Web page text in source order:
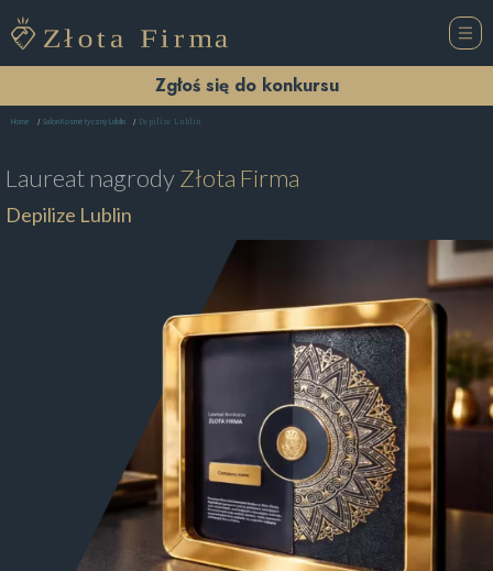
Zgłoś się do konkursu
Home Salon Kosmetyczny Lublin Depilize Lublin
Laureat nagrodyZłota Firma
Depilize Lublin